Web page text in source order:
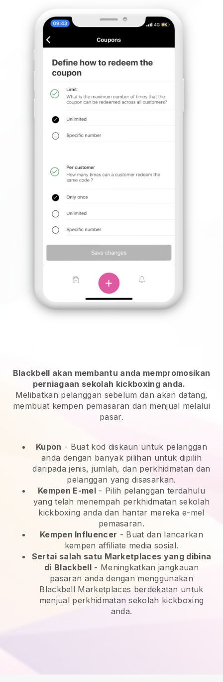
Blackbell akan membantu anda mempromosikan
perniagaan sekolah kickboxing anda.
Melibatkan pelanggan sebelum dan akan datang,
membuat kempen pemasaran dan menjual melalui
pasar.
Kupon - Buat kod diskaun untuk pelanggan
anda dengan banyak pilihan untuk dipilih
daripada jenis, jumlah, dan perkhidmatan dan
pelanggan yang disasarkan.
Kempen E-mel- Pilih pelanggan terdahulu
yang telah menempah perkhidmatan sekolah
kickboxing anda dan hantar mereka e-mel
pemasaran.
Kempen Influencer - Buat dan lancarkan
kempen affiliate media sosial.
Sertai salah satu Marketplaces yang dibina
di Blackbell- Meningkatkan jangkauan
pasaran anda dengan menggunakan
Blackbell Marketplaces berdekatan untuk
menjual perkhidmatan sekolah kickboxing
anda.